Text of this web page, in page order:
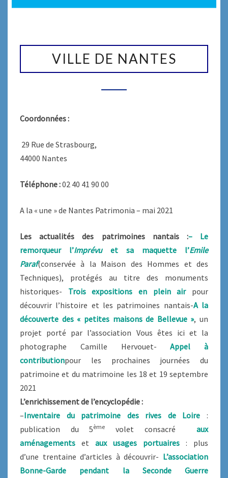
VILLE DE NANTES
Coordonnées :
29 Rue de Strasbourg,
44000 Nantes
Téléphone :02 40 41 90 00
A la « une » de Nantes Patrimonia – mai 2021
Les actualités des patrimoines nantais :– Le
remorqueur l’Imprévuet sa maquette l’Emile
Paraf(conservée à la Maison des Hommes et des
Techniques), protégés au titre des monuments
historiques-
Trois expositions en plein airpour
découvrir l’histoire et les patrimoines nantais-A la
découverte des « petites maisons de Bellevue », un
projet porté par l’association Vous êtes ici et la
photographe Camille Hervouet-
Appel à
contributionpour les prochaines journées du
patrimoine et du matrimoine les 18 et 19 septembre
2021
L’enrichissement de l’encyclopédie :
–Inventaire du patrimoine des rives de Loire :
publication du 5ème volet consacréaux
aménagements et aux usages portuaires : plus
d’une trentaine d’articles à découvrir- L’association
Bonne-Garde pendant la Seconde Guerre